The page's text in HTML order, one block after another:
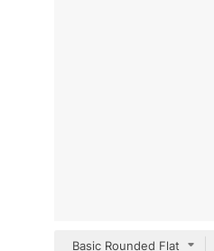
Basic Rounded Flat